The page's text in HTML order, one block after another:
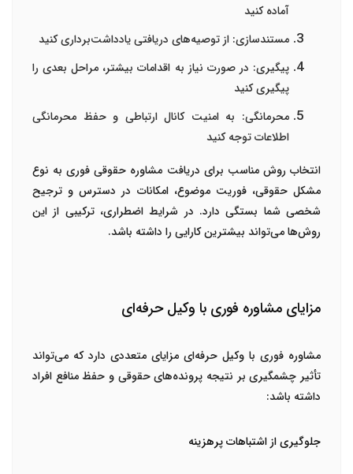
آماده کنید
مستندسازی: از توصیه‌های دریافتی یادداشت‌برداری کنید
پیگیری: در صورت نیاز به اقدامات بیشتر، مراحل بعدی را
پیگیری کنید
محرمانگی: به امنیت کانال ارتباطی و حفظ محرمانگی
اطلاعات توجه کنید
انتخاب روش مناسب برای دریافت مشاوره حقوقی فوری به نوع
مشکل حقوقی، فوریت موضوع، امکانات در دسترس و ترجیح
شخصی شما بستگی دارد. در شرایط اضطراری، ترکیبی از این
روش‌ها می‌تواند بیشترین کارایی را داشته باشد.
مزایای مشاوره فوری با وکیل حرفه‌ای
مشاوره فوری با وکیل حرفه‌ای مزایای متعددی دارد که می‌تواند
تأثیر چشمگیری بر نتیجه پرونده‌های حقوقی و حفظ منافع افراد
داشته باشد:
جلوگیری از اشتباهات پرهزینه